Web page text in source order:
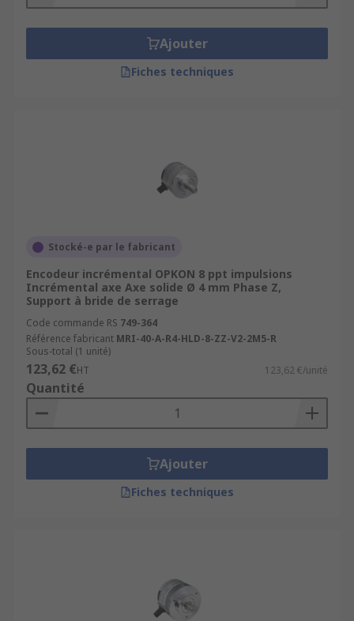
Ajouter
Fiches techniques
Stocké-e par le fabricant
Encodeur incrémental OPKON 8 ppt impulsions
Incrémental axe Axe solide Ø 4 mm Phase Z,
Support à bride de serrage
Code commande RS 749-364
Référence fabricant MRI-40-A-R4-HLD-8-ZZ-V2-2M5-R
Sous-total (1 unité)
123,62 €HT 123,62 €/unité
Quantité
Ajouter
Fiches techniques